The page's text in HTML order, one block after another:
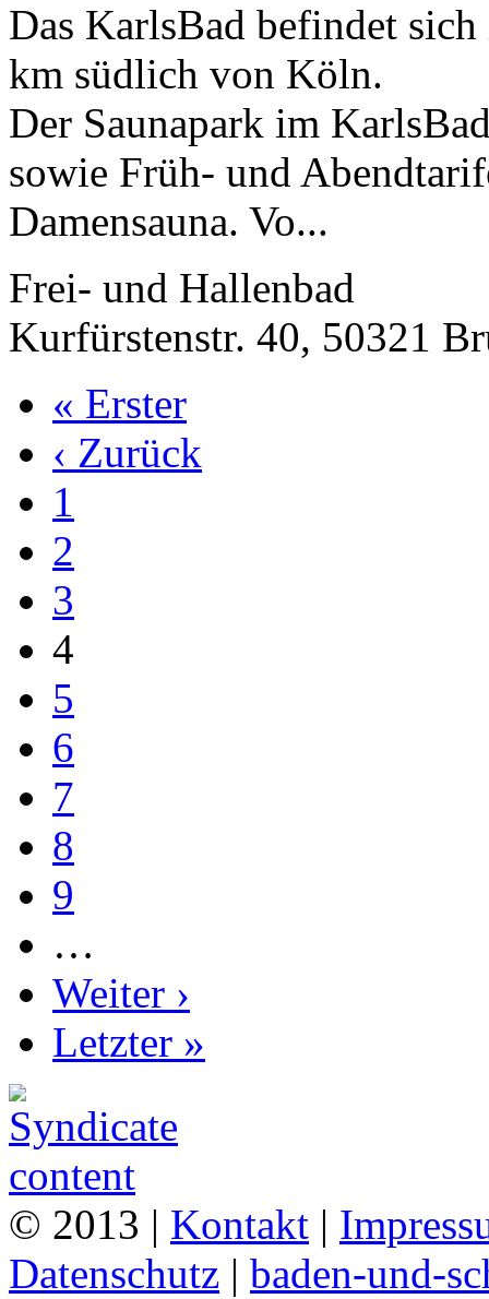
Das KarlsBad befindet
km südlich von Köln.
Der Saunapark im
sowie Früh- und
Damensauna. Vo...
Frei- und Hallenbad
Kurfürstenstr. 40, 50321
« Erster
‹ Zurück
1
2
3
4
5
6
7
8
9
…
Weiter ›
Letzter »
© 2013 | Kontakt |
Datenschutz | baden-und-